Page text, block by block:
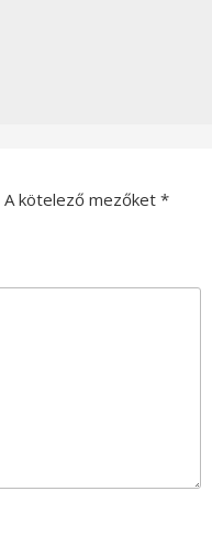
A kötelező mezőket *